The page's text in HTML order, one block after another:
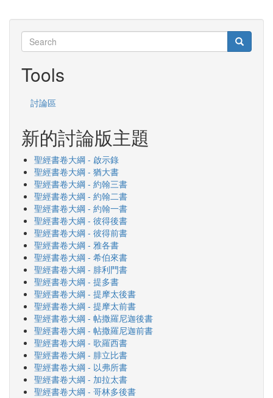
Search
Search Search
Tools
討論區
新的討論版主題
聖經書卷大綱 - 啟示錄
聖經書卷大綱 - 猶大書
聖經書卷大綱 - 約翰三書
聖經書卷大綱 - 約翰二書
聖經書卷大綱 - 約翰一書
聖經書卷大綱 - 彼得後書
聖經書卷大綱 - 彼得前書
聖經書卷大綱 - 雅各書
聖經書卷大綱 - 希伯來書
聖經書卷大綱 - 腓利門書
聖經書卷大綱 - 提多書
聖經書卷大綱 - 提摩太後書
聖經書卷大綱 - 提摩太前書
聖經書卷大綱 - 帖撒羅尼迦後書
聖經書卷大綱 - 帖撒羅尼迦前書
聖經書卷大綱 - 歌羅西書
聖經書卷大綱 - 腓立比書
聖經書卷大綱 - 以弗所書
聖經書卷大綱 - 加拉太書
聖經書卷大綱 - 哥林多後書